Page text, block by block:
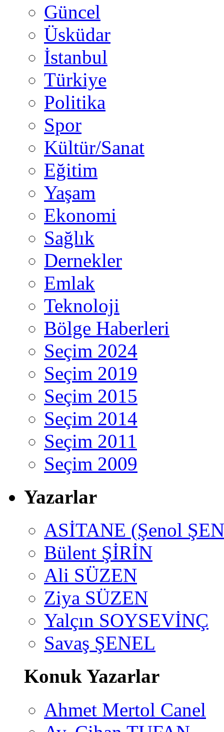
Güncel
Üsküdar
İstanbul
Türkiye
Politika
Spor
Kültür/Sanat
Eğitim
Yaşam
Ekonomi
Sağlık
Dernekler
Emlak
Teknoloji
Bölge Haberleri
Seçim 2024
Seçim 2019
Seçim 2015
Seçim 2014
Seçim 2011
Seçim 2009
Yazarlar
ASİTANE (Şenol
Bülent ŞİRİN
Ali SÜZEN
Ziya SÜZEN
Yalçın SOYSEVİNÇ
Savaş ŞENEL
Konuk Yazarlar
Ahmet Mertol Canel